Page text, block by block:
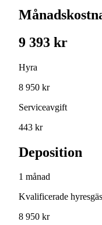
9 393 kr
Hyra
8 950 kr
Serviceavgift
443 kr
Deposition
1 månad
Kvalificerade
8 950 kr